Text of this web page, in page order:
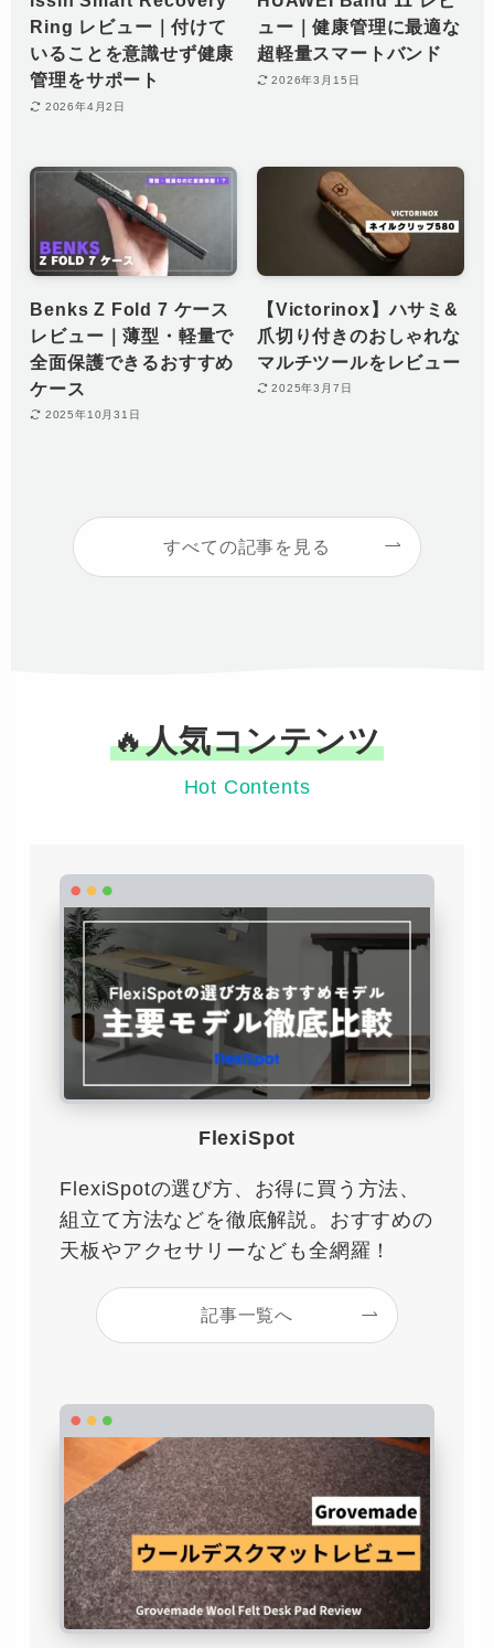
Ring レビュー｜付けて
いることを意識せず健康
管理をサポート
2026年4月2日
ュー｜健康管理に最適な
超軽量スマートバンド
2026年3月15日
Benks Z Fold 7 ケース
レビュー｜薄型・軽量で
全面保護できるおすすめ
ケース
2025年10月31日
【Victorinox】ハサミ&
爪切り付きのおしゃれな
マルチツールをレビュー
2025年3月7日
すべての記事を見る
🔥人気コンテンツ
Hot Contents
FlexiSpot
FlexiSpotの選び方、お得に買う方法、
組立て方法などを徹底解説。おすすめの
天板やアクセサリーなども全網羅！
記事一覧へ